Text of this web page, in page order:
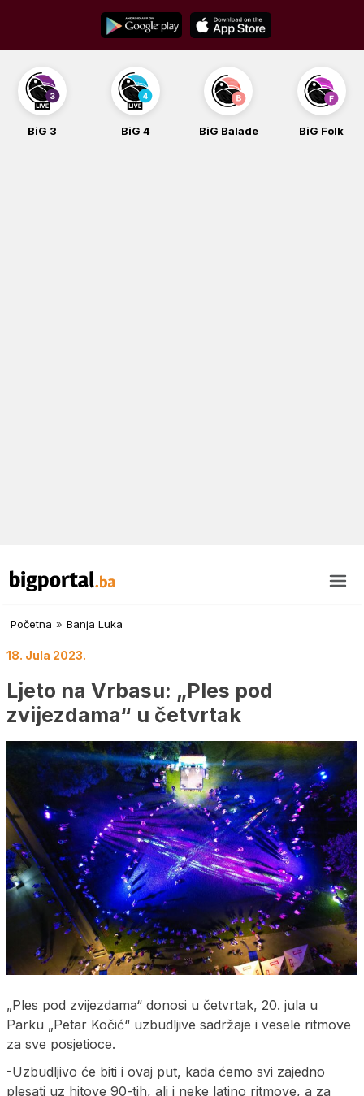
content
BiG 3 BiG 4 BiG Balade BiG Folk
Početna » Banja Luka
18. Jula 2023.
Ljeto na Vrbasu: „Ples pod
zvijezdama“ u četvrtak
„Ples pod zvijezdama“ donosi u četvrtak, 20. jula u
Parku „Petar Kočić“ uzbudljive sadržaje i vesele ritmove
za sve posjetioce.
-Uzbudljivo će biti i ovaj put, kada ćemo svi zajedno
plesati uz hitove 90-tih, ali i neke latino ritmove, a za